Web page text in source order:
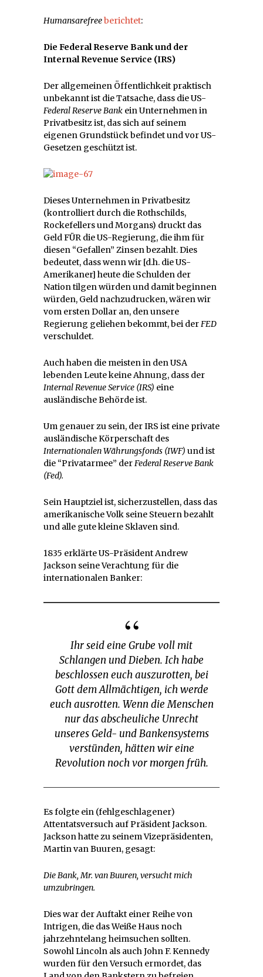
Humansarefreeberichtet:
Die Federal Reserve Bank und der
Internal Revenue Service (IRS)
Der allgemeinen Öffentlichkeit praktisch
unbekannt ist die Tatsache, dass die US-
Federal Reserve Bank ein Unternehmen in
Privatbesitz ist, das sich auf seinem
eigenen Grundstück befindet und vor US-
Gesetzen geschützt ist.
Dieses Unternehmen in Privatbesitz
(kontrolliert durch die Rothschilds,
Rockefellers und Morgans) druckt das
Geld FÜR die US-Regierung, die ihm für
diesen “Gefallen” Zinsen bezahlt. Dies
bedeutet, dass wenn wir [d.h. die US-
Amerikaner] heute die Schulden der
Nation tilgen würden und damit beginnen
würden, Geld nachzudrucken, wären wir
vom ersten Dollar an, den unsere
Regierung geliehen bekommt, bei derFED
verschuldet.
Auch haben die meisten in den USA
lebenden Leute keine Ahnung, dass der
Internal Revenue Service (IRS) eine
ausländische Behörde ist.
Um genauer zu sein, der IRS ist eine private
ausländische Körperschaft des
Internationalen Währungsfonds (IWF) und ist
die “Privatarmee” derFederal Reserve Bank
(Fed).
Sein Hauptziel ist, sicherzustellen, dass das
amerikanische Volk seine Steuern bezahlt
und alle gute kleine Sklaven sind.
1835 erklärte US-Präsident Andrew
Jackson seine Verachtung für die
internationalen Banker:
Ihr seid eine Grube voll mit
Schlangen und Dieben. Ich habe
beschlossen euch auszurotten, bei
Gott dem Allmächtigen, ich werde
euch ausrotten. Wenn die Menschen
nur das abscheuliche Unrecht
unseres Geld- und Bankensystems
verstünden, hätten wir eine
Revolution noch vor morgen früh.
Es folgte ein (fehlgeschlagener)
Attentatsversuch auf Präsident Jackson.
Jackson hatte zu seinem Vizepräsidenten,
Martin van Buuren, gesagt:
Die Bank, Mr. van Buuren, versucht mich
umzubringen.
Dies war der Auftakt einer Reihe von
Intrigen, die das Weiße Haus noch
jahrzehntelang heimsuchen sollten.
Sowohl Lincoln als auch John F. Kennedy
wurden für den Versuch ermordet, das